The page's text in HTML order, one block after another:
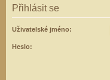
Přihlásit se
Uživatelské jméno:
Heslo: